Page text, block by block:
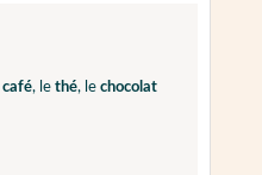
café, le thé, le chocolat